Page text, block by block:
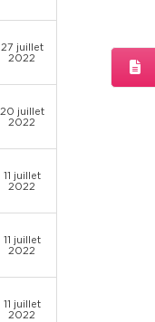
27 juillet
2022
20 juillet
2022
11 juillet
2022
11 juillet
2022
11 juillet
2022